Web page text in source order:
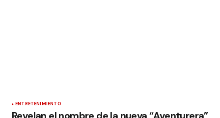
ENTRETENIMIENTO